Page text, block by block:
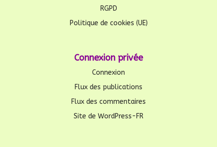
RGPD
Politique de cookies (UE)
Connexion privée
Connexion
Flux des publications
Flux des commentaires
Site de WordPress-FR